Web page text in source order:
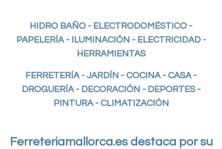
HIDRO BAÑO - ELECTRODOMÉSTICO -
PAPELERÍA - ILUMINACIÓN - ELECTRICIDAD -
HERRAMIENTAS
FERRETERÍA - JARDÍN - COCINA - CASA -
DROGUERÍA - DECORACIÓN - DEPORTES -
PINTURA - CLIMATIZACIÓN
Ferreteriamallorca.es destaca por su